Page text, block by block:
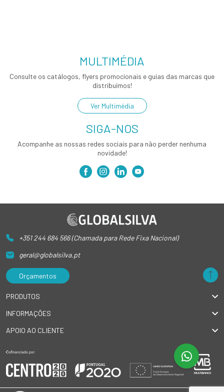
MULTIMÉDIA
Consulte os catálogos, flyers promocionais e guias das marcas que
distribuímos!
Ver Multimédia
SIGA-NOS
Acompanhe as nossas redes sociais para não perder nenhuma
novidade!
+351 244 684 566 (Chamada para Rede Fixa Nacional)
geral@globalsilva.pt
Orçamentos
PRODUTOS
INFORMAÇÕES
APOIO AO CLIENTE